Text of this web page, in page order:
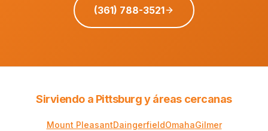
(361) 788-3521
Sirviendo a Pittsburg y áreas cercanas
Mount PleasantDaingerfieldOmahaGilmer